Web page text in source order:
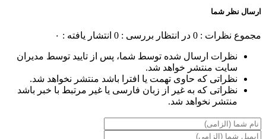
ارسال نظر شما
مجموع نظرات : 0 در انتظار بررسی : 0 انتشار یافته : ۰
نظرات ارسال شده توسط شما، پس از تایید توسط مدیران
سایت منتشر خواهد شد.
نظراتی که حاوی تهمت یا افترا باشد منتشر نخواهد شد.
نظراتی که به غیر از زبان فارسی یا غیر مرتبط با خبر باشد
منتشر نخواهد شد.